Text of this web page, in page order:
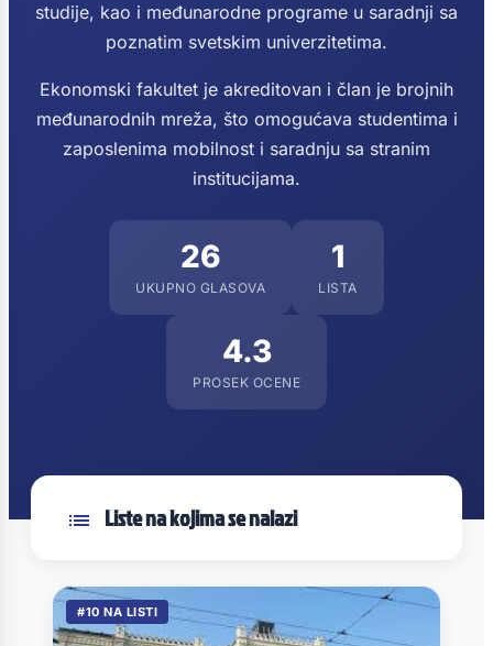
studije, kao i međunarodne programe u saradnji sa
poznatim svetskim univerzitetima.
Ekonomski fakultet je akreditovan i član je brojnih
međunarodnih mreža, što omogućava studentima i
zaposlenima mobilnost i saradnju sa stranim
institucijama.
26
UKUPNO GLASOVA
1
LISTA
4.3
PROSEK OCENE
Liste na kojima se nalazi
#10 NA LISTI